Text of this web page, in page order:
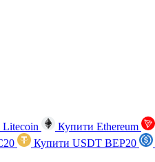
Купити Ethereum
Купити USDT BEP20